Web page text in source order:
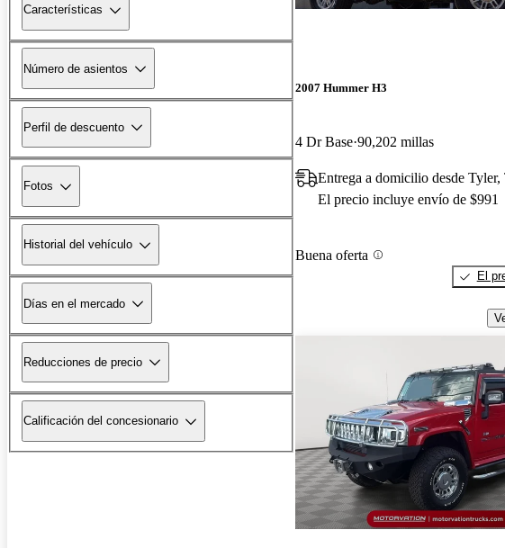
Características
Número de asientos
Perfil de descuento
Fotos
Historial del vehículo
Días en el mercado
Reducciones de precio
Calificación del concesionario
2007 Hummer H3
4 Dr Base 90,202 millas
Entrega a domicilio desde
El precio incluye envío de $991
Buena oferta
El